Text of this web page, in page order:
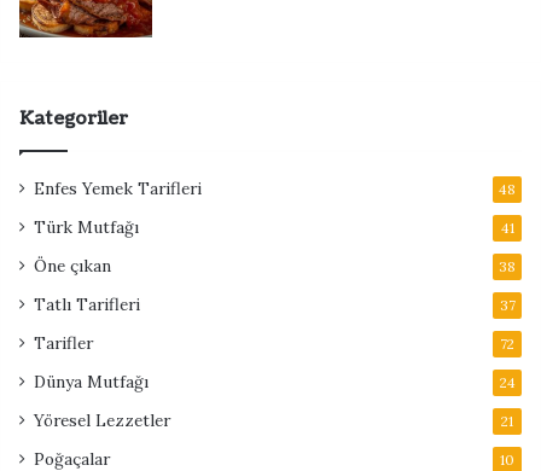
Kategoriler
Enfes Yemek Tarifleri 48
Türk Mutfağı 41
Öne çıkan 38
Tatlı Tarifleri 37
Tarifler 72
Dünya Mutfağı 24
Yöresel Lezzetler 21
Poğaçalar 10